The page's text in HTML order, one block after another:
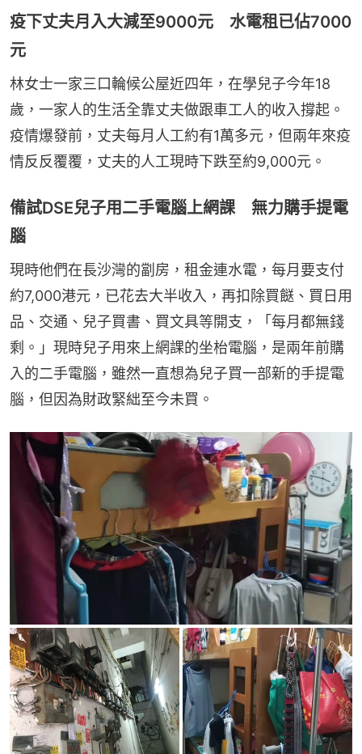
疫下丈夫月入大減至9000元 水電租已佔7000
元
林女士一家三口輪候公屋近四年，在學兒子今年18
歲，一家人的生活全靠丈夫做跟車工人的收入撐起。
疫情爆發前，丈夫每月人工約有1萬多元，但兩年來疫
情反反覆覆，丈夫的人工現時下跌至約9,000元。
備試DSE兒子用二手電腦上網課 無力購手提電
腦
現時他們在長沙灣的劏房，租金連水電，每月要支付
約7,000港元，已花去大半收入，再扣除買餸、買日用
品、交通、兒子買書、買文具等開支，「每月都無錢
剩。」現時兒子用來上網課的坐枱電腦，是兩年前購
入的二手電腦，雖然一直想為兒子買一部新的手提電
腦，但因為財政緊絀至今未買。